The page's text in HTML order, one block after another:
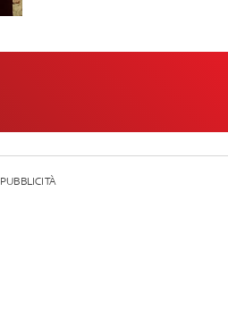
PUBBLICITÀ